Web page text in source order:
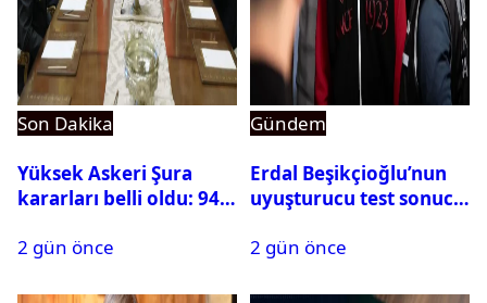
Son Dakika
Yüksek Askeri Şura
kararları belli oldu: 94
2 gün önce
Gündem
Erdal Beşikçioğlu’nun
uyuşturucu test sonucu
2 gün önce